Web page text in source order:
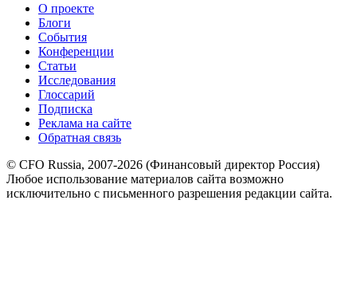
О проекте
Блоги
События
Конференции
Статьи
Исследования
Глоссарий
Подписка
Реклама на сайте
Обратная связь
© CFO Russia, 2007-2026 (Финансовый директор Россия)
Любое использование материалов сайта возможно
исключительно с письменного разрешения редакции сайта.